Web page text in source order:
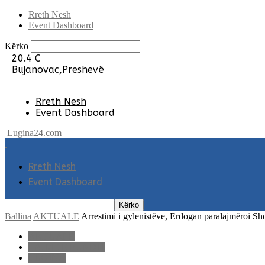
Rreth Nesh
Event Dashboard
Kërko
20.4 C
Bujanovac,Preshevë
Rreth Nesh
Event Dashboard
Lugina24.com
Rreth Nesh
Event Dashboard
Ballina AKTUALE Arrestimi i gylenistëve, Erdogan paralajmëroi